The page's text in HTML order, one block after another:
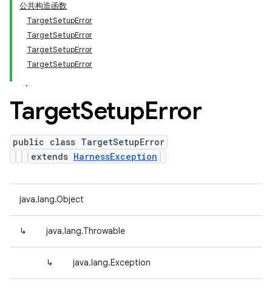
公共构造函数
TargetSetupError
TargetSetupError
TargetSetupError
TargetSetupError
TargetSetupError
public class TargetSetupError
extends HarnessException
java.lang.Object
↳ java.lang.Throwable
↳ java.lang.Exception